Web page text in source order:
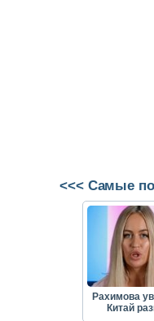
<<< Самые
Рахимова
Китай